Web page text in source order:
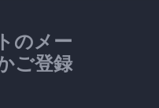
のメー
ご登録